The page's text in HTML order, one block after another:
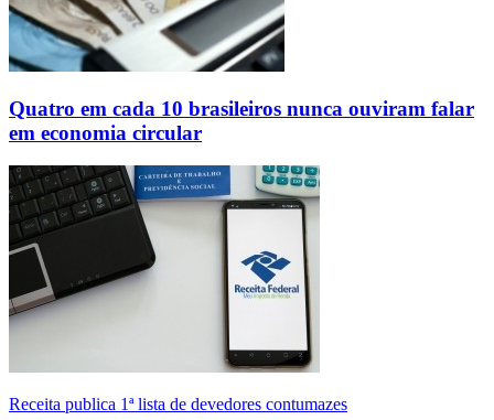
Quatro em cada 10 brasileiros nunca ouviram falar
em economia circular
Receita publica 1ª lista de devedores contumazes